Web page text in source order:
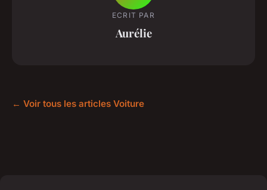
ECRIT PAR
Aurélie
← Voir tous les articles Voiture